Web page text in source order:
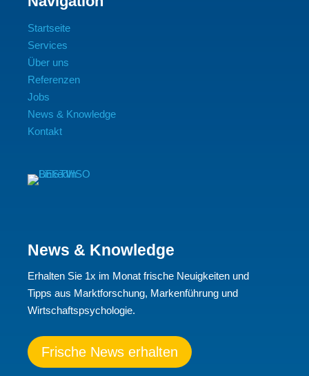
Startseite
Services
Über uns
Referenzen
Jobs
News & Knowledge
Kontakt
News & Knowledge
Erhalten Sie 1x im Monat frische Neuigkeiten und
Tipps aus Marktforschung, Markenführung und
Wirtschaftspsychologie.
Frische News erhalten